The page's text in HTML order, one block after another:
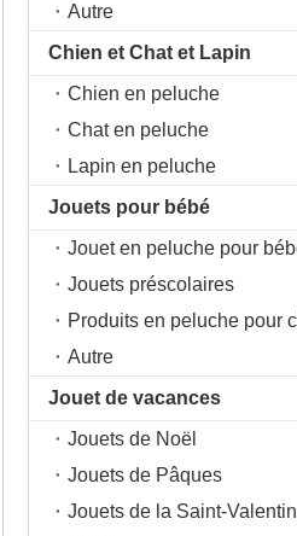
Autre
Chien et Chat et Lapin
Chien en peluche
Chat en peluche
Lapin en peluche
Jouets pour bébé
Jouets préscolaires
Autre
Jouet de vacances
Jouets de Noël
Jouets de Pâques
Jouets de la Saint-Valentin